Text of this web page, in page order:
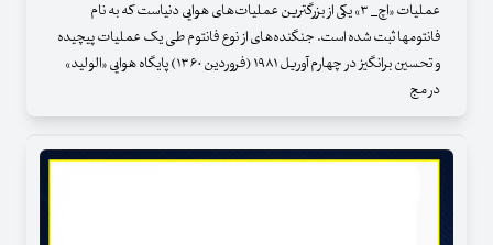
عملیات «اچ_ ۳» یکی از بزرگترین عملیات‌های هوایی دنیاست که به نام
فانتومها ثبت شده است. جنگنده‌های از نوع فانتوم‌ طی یک عملیات پیچیده
و تحسین برانگیز در چهارم آوریل ۱۹۸۱ (فروردین ۱۳۶۰) پایگاه هوایی «الولید»
در مج